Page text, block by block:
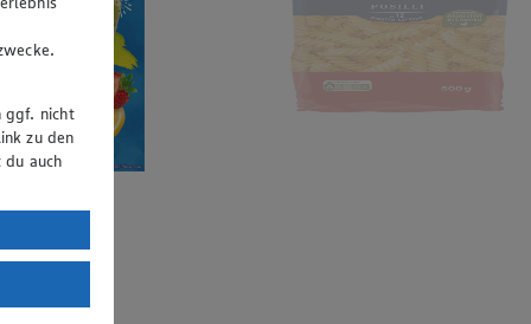
ggf. nicht
zu den
auch
DSGVO
mit
das